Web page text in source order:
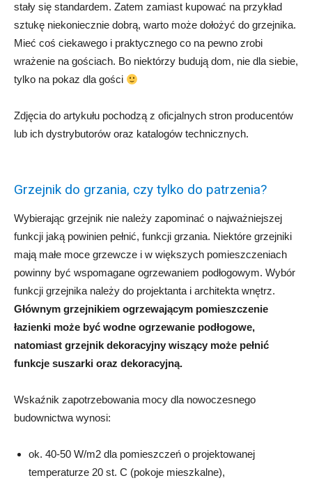
stały się standardem. Zatem zamiast kupować na przykład
sztukę niekoniecznie dobrą, warto może dołożyć do grzejnika.
Mieć coś ciekawego i praktycznego co na pewno zrobi
wrażenie na gościach. Bo niektórzy budują dom, nie dla siebie,
tylko na pokaz dla gości
Zdjęcia do artykułu pochodzą z oficjalnych stron producentów
lub ich dystrybutorów oraz katalogów technicznych.
Grzejnik do grzania, czy tylko do patrzenia?
Wybierając grzejnik nie należy zapominać o najważniejszej
funkcji jaką powinien pełnić, funkcji grzania. Niektóre grzejniki
mają małe moce grzewcze i w większych pomieszczeniach
powinny być wspomagane ogrzewaniem podłogowym. Wybór
funkcji grzejnika należy do projektanta i architekta wnętrz.
Głównym grzejnikiem ogrzewającym pomieszczenie
łazienki może być wodne ogrzewanie podłogowe,
natomiast grzejnik dekoracyjny wiszący może pełnić
funkcje suszarki oraz dekoracyjną.
Wskaźnik zapotrzebowania mocy dla nowoczesnego
budownictwa wynosi:
ok. 40-50 W/m2 dla pomieszczeń o projektowanej
temperaturze 20 st. C (pokoje mieszkalne),